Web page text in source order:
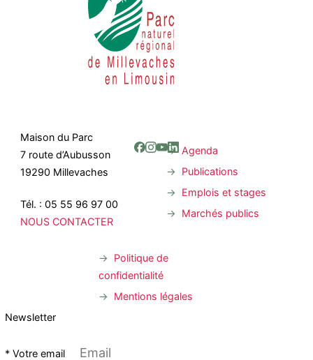
Maison du Parc
7 route d’Aubusson
19290 Millevaches
Tél. : 05 55 96 97 00
NOUS CONTACTER
Agenda
Publications
Emplois et stages
Marchés publics
Politique de
confidentialité
Mentions légales
Newsletter
* Votre email